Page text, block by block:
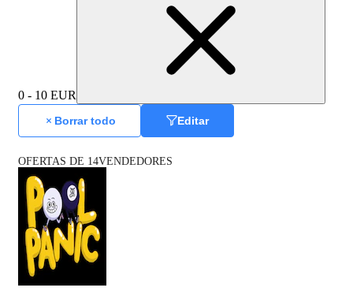
0 - 10 EUR
Borrar todo Editar
OFERTAS DE 14VENDEDORES